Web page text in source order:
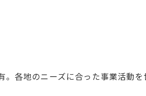
各地のニーズに合った事業活動を